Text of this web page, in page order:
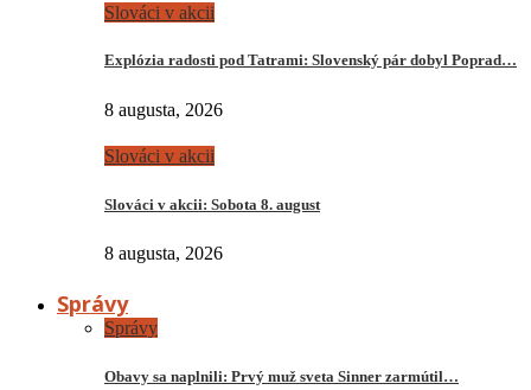
Slováci v akcii
Explózia radosti pod Tatrami: Slovenský pár dobyl Poprad…
8 augusta, 2026
Slováci v akcii
Slováci v akcii: Sobota 8. august
8 augusta, 2026
Správy
Správy
Obavy sa naplnili: Prvý muž sveta Sinner zarmútil…